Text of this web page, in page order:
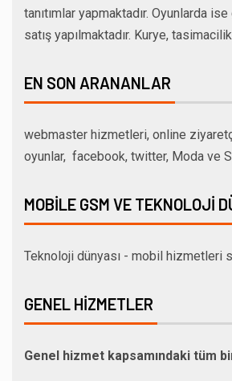
tanıtımlar yapmaktadır. Oyunlarda
satış yapılmaktadır. Kurye,
EN SON ARANANLAR
webmaster hizmetleri, online
oyunlar, facebook, twitter, Moda ve
MOBILE GSM VE TEKNOLOJI
Teknoloji dünyası - mobil hizmetleri
GENEL HIZMETLER
Genel hizmet kapsamındaki tüm